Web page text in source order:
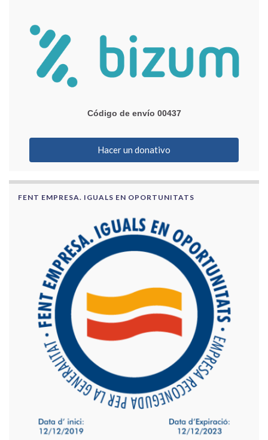
Código de envío 00437
Hacer un donativo
FENT EMPRESA. IGUALS EN OPORTUNITATS